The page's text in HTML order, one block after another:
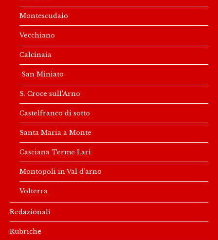
Montescudaio
Vecchiano
Calcinaia
San Miniato
S. Croce sull’Arno
Castelfranco di sotto
Santa Maria a Monte
Casciana Terme Lari
Montopoli in Val d’arno
Volterra
Redazionali
Rubriche